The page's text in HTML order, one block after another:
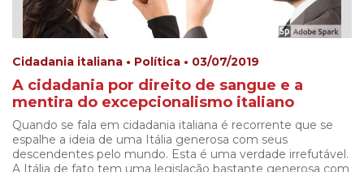
Cidadania italiana • Política • 03/07/2019
A cidadania por direito de sangue e a
mentira do excepcionalismo italiano
Quando se fala em cidadania italiana é recorrente que se
espalhe a ideia de uma Itália generosa com seus
descendentes pelo mundo. Esta é uma verdade irrefutável.
A Itália de fato tem uma legislação bastante generosa com